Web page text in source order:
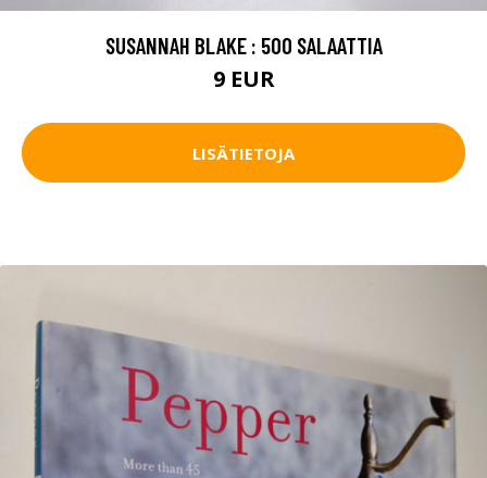
SUSANNAH BLAKE : 500 SALAATTIA
9 EUR
LISÄTIETOJA